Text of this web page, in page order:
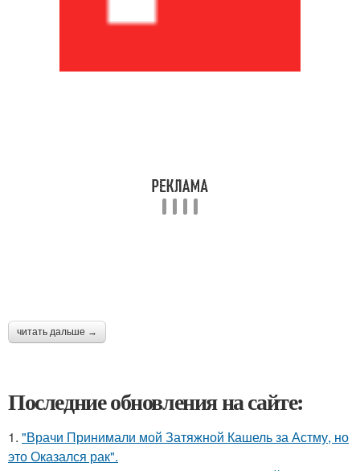
читать дальше →
Последние обновления на сайте:
1. "Врачи Принимали мой Затяжной Кашель за Астму, но
это Оказался рак".